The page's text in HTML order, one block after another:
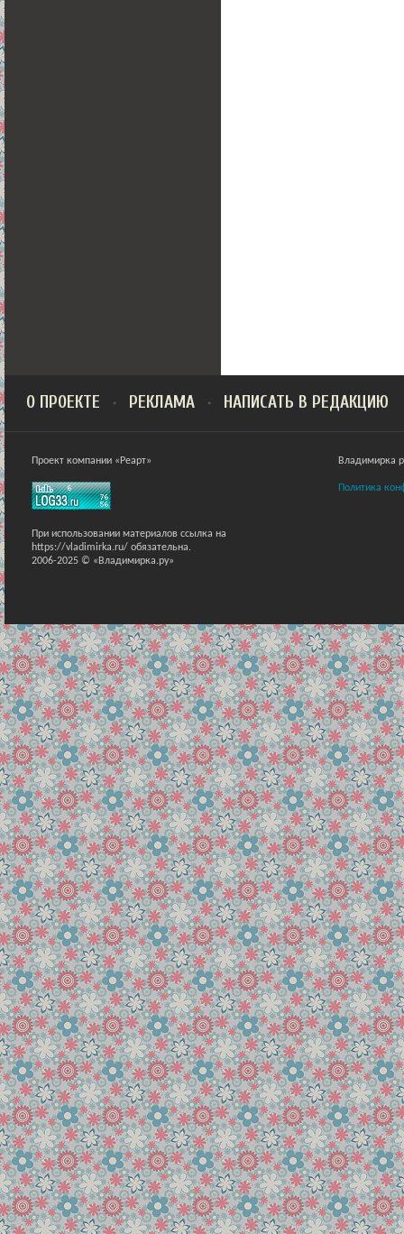
О ПРОЕКТЕ РЕКЛАМА НАПИСАТЬ В РЕДАКЦИЮ
Проект компании «Реарт»
При использовании материалов ссылка на
https://vladimirka.ru/ обязательна.
2006-2025 © «Владимирка.ру»
Владимирка
Политика